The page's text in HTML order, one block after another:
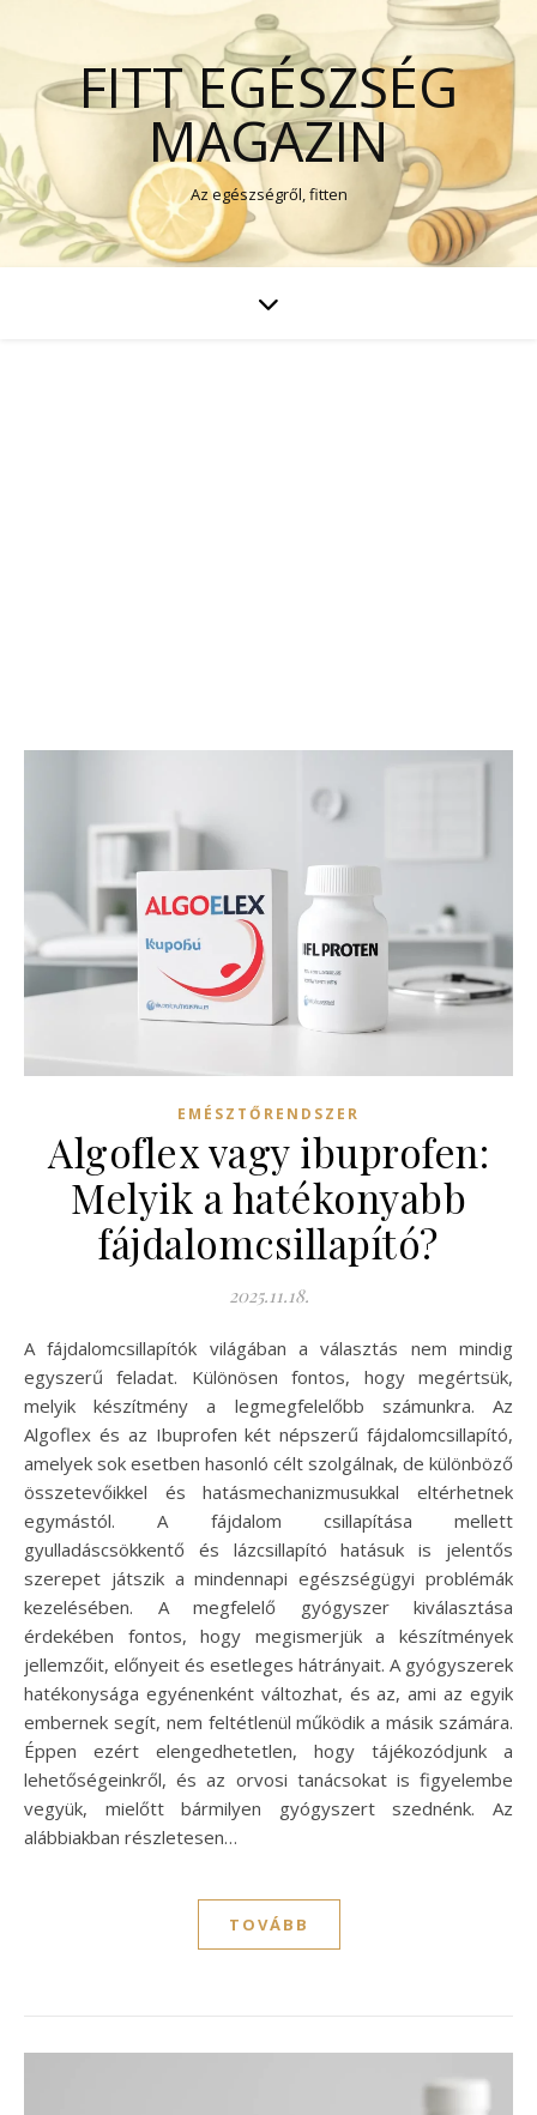
FITT EGÉSZSÉG
MAGAZIN
Az egészségről, fitten
EMÉSZTŐRENDSZER
Algoflex vagy ibuprofen:
Melyik a hatékonyabb
fájdalomcsillapító?
2025.11.18.
A fájdalomcsillapítók világában a választás nem mindig
egyszerű feladat. Különösen fontos, hogy megértsük,
melyik készítmény a legmegfelelőbb számunkra. Az
Algoflex és az Ibuprofen két népszerű fájdalomcsillapító,
amelyek sok esetben hasonló célt szolgálnak, de különböző
összetevőikkel és hatásmechanizmusukkal eltérhetnek
egymástól. A fájdalom csillapítása mellett
gyulladáscsökkentő és lázcsillapító hatásuk is jelentős
szerepet játszik a mindennapi egészségügyi problémák
kezelésében. A megfelelő gyógyszer kiválasztása
érdekében fontos, hogy megismerjük a készítmények
jellemzőit, előnyeit és esetleges hátrányait. A gyógyszerek
hatékonysága egyénenként változhat, és az, ami az egyik
embernek segít, nem feltétlenül működik a másik számára.
Éppen ezért elengedhetetlen, hogy tájékozódjunk a
lehetőségeinkről, és az orvosi tanácsokat is figyelembe
vegyük, mielőtt bármilyen gyógyszert szednénk. Az
alábbiakban részletesen…
TOVÁBB